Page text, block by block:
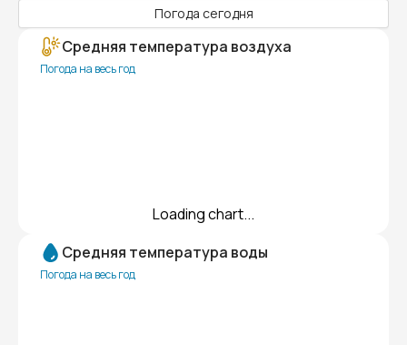
Погода сегодня
Средняя температура воздуха
Погода на весь год
Loading chart...
Средняя температура воды
Погода на весь год